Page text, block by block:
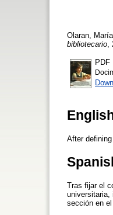
Olaran, María
bibliotecario
PDF
After
Tras fijar el
universitaria,
sección en